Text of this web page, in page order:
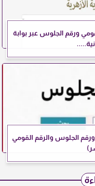
2026 بالرقم القومي ورقم الجلوس عبر بوابة
2026 .. بالاسم ورقم الجلوس والرقم القومي